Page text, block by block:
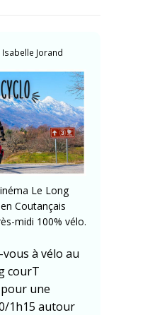
Isabelle Jorand
Le Long
Coutançais
midi 100% vélo.
vous à vélo au
courT
une
1h15 autour